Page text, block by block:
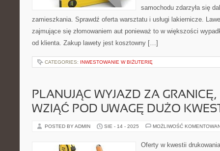
samochodu zdarzyła się
zamieszkania. Sprawdź oferta warsztatu i usługi lakiernicze.
zajmujące się złomowaniem aut ponieważ to w większości
od klienta. Zakup lawety jest kosztowny […]
CATEGORIES: INWESTOWANIE W BIŻUTERIĘ
PLANUJĄC WYJAZD ZA
WZIĄĆ POD UWAGĘ DUŻO
POSTED BY ADMIN SIE - 14 - 2025 MOŻLIWOŚĆ
Oferty w kwestii